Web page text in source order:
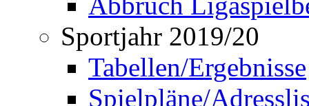
Sportjahr 2019/20
Tabellen/Ergebnisse
Spielpläne/